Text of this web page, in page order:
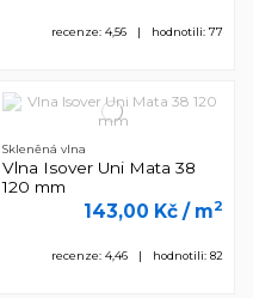
recenze: 4,56 | hodnotili: 77
Skleněná vlna
Vlna Isover Uni Mata 38
120 mm
143,00 Kč / m2
recenze: 4,46 | hodnotili: 82